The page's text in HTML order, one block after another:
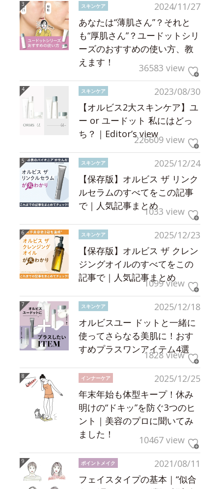
2024/11/27
スキンケア
あなたは“薄肌さん”？それと
も“厚肌さん”？ユードットシリ
ーズのおすすめの使い方、教
えます！
36583 view
2023/08/30
スキンケア
【オルビス2大スキンケア】ユ
ー or ユードット 私にはどっ
ち？｜Editor’s view226609 view
2025/12/24
スキンケア
【保存版】オルビス ザ リンク
ルセラムのすべてをこの記事
で｜人気記事まとめ1033 view
2025/12/23
スキンケア
【保存版】オルビス ザ クレン
ジングオイルのすべてをこの
記事で｜人気記事まとめ
1099 view
2025/12/18
スキンケア
オルビスユー ドットと一緒に
使ってさらなる美肌に！おす
すめプラスワンアイテム4選
1828 view
2025/12/25
インナーケア
年末年始も体型キープ！休み
明けの“ドキッ”を防ぐ3つのヒ
ント｜美容のプロに聞いてみ
ました！
10467 view
2021/08/11
ポイントメイク
フェイスタイプの基本｜“似合